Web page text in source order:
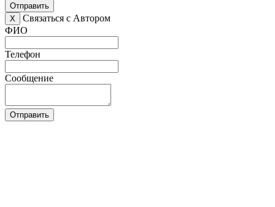
Отправить
X
Связаться с Автором
ФИО
Телефон
Сообщение
Отправить